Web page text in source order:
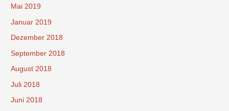
Mai 2019
Januar 2019
Dezember 2018
September 2018
August 2018
Juli 2018
Juni 2018